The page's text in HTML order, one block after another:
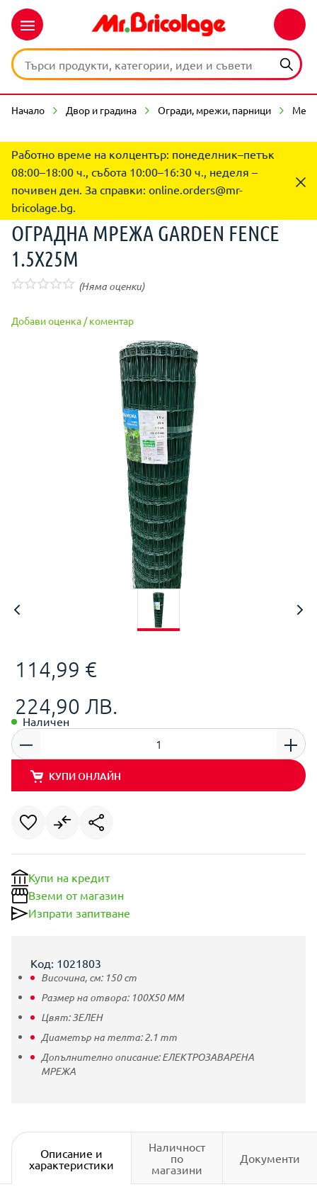
Начало Двор и градина Огради, мрежи, парници
Работно време на колцентър: понеделник–петък
08:00–18:00 ч., събота 10:00–16:30 ч., неделя –
почивен ден. За справки: online.orders@mr-
bricolage.bg.
ОГРАДНА МРЕЖА GARDEN FENCE
1.5X25M
(Няма оценки)
Добави оценка / коментар
114,99 €
224,90 ЛВ.
Наличен
КУПИ ОНЛАЙН
Купи на кредит
Вземи от магазин
Изпрати запитване
Код: 1021803
Височина, см: 150cm
Размер на отвора: 100Х50 ММ
Цвят:ЗЕЛЕН
Диаметър на телта:2.1 mm
Допълнително описание:ЕЛЕКТРОЗАВАРЕНА
МРЕЖА
Описание и
характеристики
Наличност
по
магазини
Документи